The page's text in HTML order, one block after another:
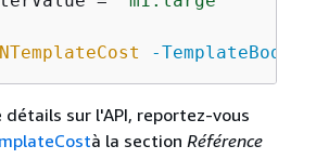
-TemplateBody
détails sur l'API, reportez-vous
à la section Référence